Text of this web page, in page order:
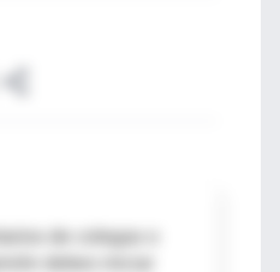
de colegas o